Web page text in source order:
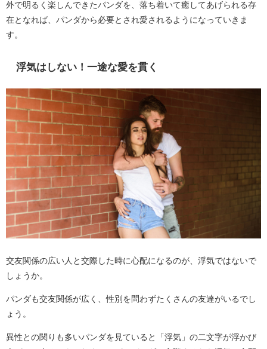
外で明るく楽しんできたパンダを、落ち着いて癒してあげられる存
在となれば、パンダから必要とされ愛されるようになっていきま
す。
浮気はしない！一途な愛を貫く
交友関係の広い人と交際した時に心配になるのが、浮気ではないで
しょうか。
パンダも交友関係が広く、性別を問わずたくさんの友達がいるでし
ょう。
異性との関りも多いパンダを見ていると「浮気」の二文字が浮かび